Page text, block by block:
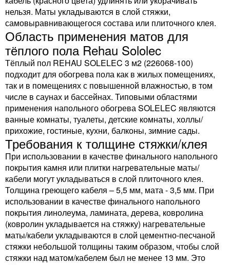
нельзя. Маты укладываются в слой стяжки,
самовыравнивающегося состава или плиточного клея.
Область применения матов для
тёплого пола Rehau Sololec
Тёплый пол REHAU SOLELEC 3 м2 (226068-100)
подходит для обогрева пола как в жилых помещениях,
так и в помещениях с повышенной влажностью, в том
числе в саунах и бассейнах. Типовыми областями
применения напольного обогрева SOLELEC являются
ванные комнаты, туалеты, детские комнаты, холлы/
прихожие, гостиные, кухни, балконы, зимние сады.
Требования к толщине стяжки/клея
При использовании в качестве финального напольного
покрытия камня или плитки нагревательные маты/
кабели могут укладываться в слой плиточного клея.
Толщина греющего кабеля – 5,5 мм, мата - 3,5 мм. При
использовании в качестве финального напольного
покрытия линолеума, ламината, дерева, ковролина
(ковролин укладывается на стяжку) нагревательные
маты/кабели укладываются в слой цементно-песчаной
стяжки небольшой толщины таким образом, чтобы слой
стяжки над матом/кабелем был не менее 13 мм. Это